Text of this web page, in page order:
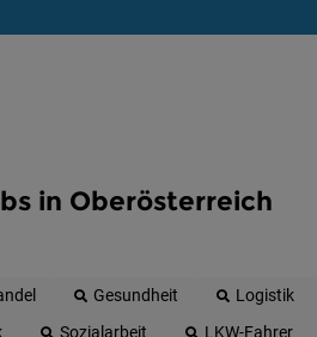
in Oberösterreich
Gesundheit Logistik
Sozialarbeit LKW-Fahrer